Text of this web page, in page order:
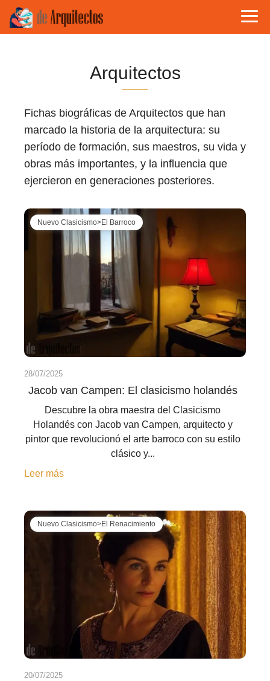
Arquitectos
Fichas biográficas de Arquitectos que han
marcado la historia de la arquitectura: su
período de formación, sus maestros, su vida y
obras más importantes, y la influencia que
ejercieron en generaciones posteriores.
Nuevo Clasicismo>El Barroco
28/07/2025
Jacob van Campen: El clasicismo holandés
Descubre la obra maestra del Clasicismo
Holandés con Jacob van Campen, arquitecto y
pintor que revolucionó el arte barroco con su estilo
clásico y...
Leer más
Nuevo Clasicismo>El Renacimiento
20/07/2025